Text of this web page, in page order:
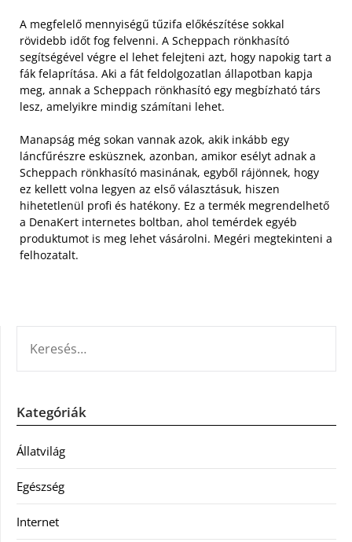
A megfelelő mennyiségű tűzifa előkészítése sokkal
rövidebb időt fog felvenni. A Scheppach rönkhasító
segítségével végre el lehet felejteni azt, hogy napokig tart a
fák felaprítása. Aki a fát feldolgozatlan állapotban kapja
meg, annak a Scheppach rönkhasító egy megbízható társ
lesz, amelyikre mindig számítani lehet.
Manapság még sokan vannak azok, akik inkább egy
láncfűrészre esküsznek, azonban, amikor esélyt adnak a
Scheppach rönkhasító masinának, egyből rájönnek, hogy
ez kellett volna legyen az első választásuk, hiszen
hihetetlenül profi és hatékony. Ez a termék megrendelhető
a DenaKert internetes boltban, ahol temérdek egyéb
produktumot is meg lehet vásárolni. Megéri megtekinteni a
felhozatalt.
Kategóriák
Állatvilág
Egészség
Internet